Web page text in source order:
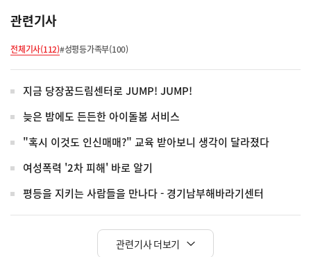
관련기사
전체기사(112)#성평등가족부(100)
지금 당장꿈드림센터로 JUMP! JUMP!
늦은 밤에도 든든한 아이돌봄 서비스
"혹시 이것도 인신매매?" 교육 받아보니 생각이 달라졌다
여성폭력 '2차 피해' 바로 알기
평등을 지키는 사람들을 만나다 - 경기남부해바라기센터
관련기사 더보기